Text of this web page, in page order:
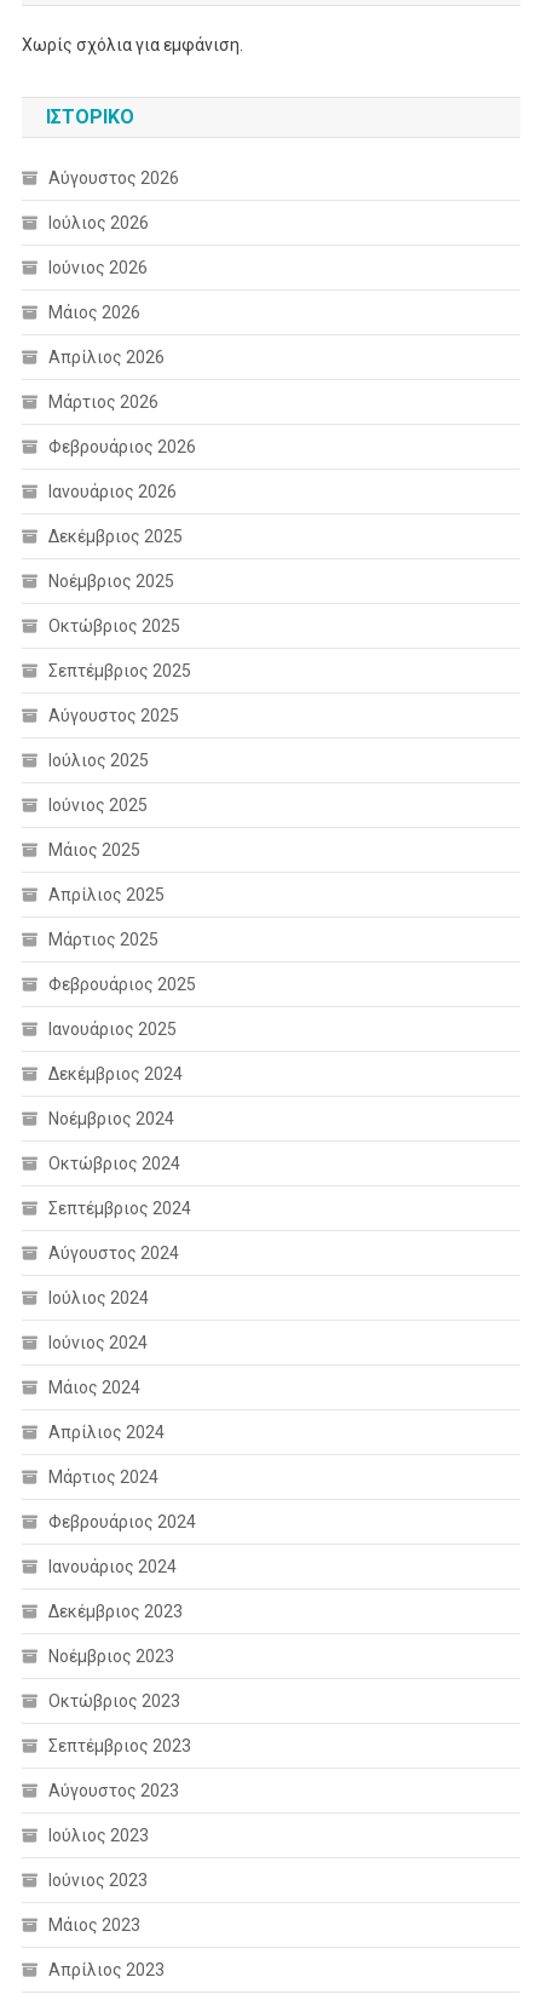
Χωρίς σχόλια για εμφάνιση.
ΙΣΤΟΡΙΚΌ
Αύγουστος 2026
Ιούλιος 2026
Ιούνιος 2026
Μάιος 2026
Απρίλιος 2026
Μάρτιος 2026
Φεβρουάριος 2026
Ιανουάριος 2026
Δεκέμβριος 2025
Νοέμβριος 2025
Οκτώβριος 2025
Σεπτέμβριος 2025
Αύγουστος 2025
Ιούλιος 2025
Ιούνιος 2025
Μάιος 2025
Απρίλιος 2025
Μάρτιος 2025
Φεβρουάριος 2025
Ιανουάριος 2025
Δεκέμβριος 2024
Νοέμβριος 2024
Οκτώβριος 2024
Σεπτέμβριος 2024
Αύγουστος 2024
Ιούλιος 2024
Ιούνιος 2024
Μάιος 2024
Απρίλιος 2024
Μάρτιος 2024
Φεβρουάριος 2024
Ιανουάριος 2024
Δεκέμβριος 2023
Νοέμβριος 2023
Οκτώβριος 2023
Σεπτέμβριος 2023
Αύγουστος 2023
Ιούλιος 2023
Ιούνιος 2023
Μάιος 2023
Απρίλιος 2023